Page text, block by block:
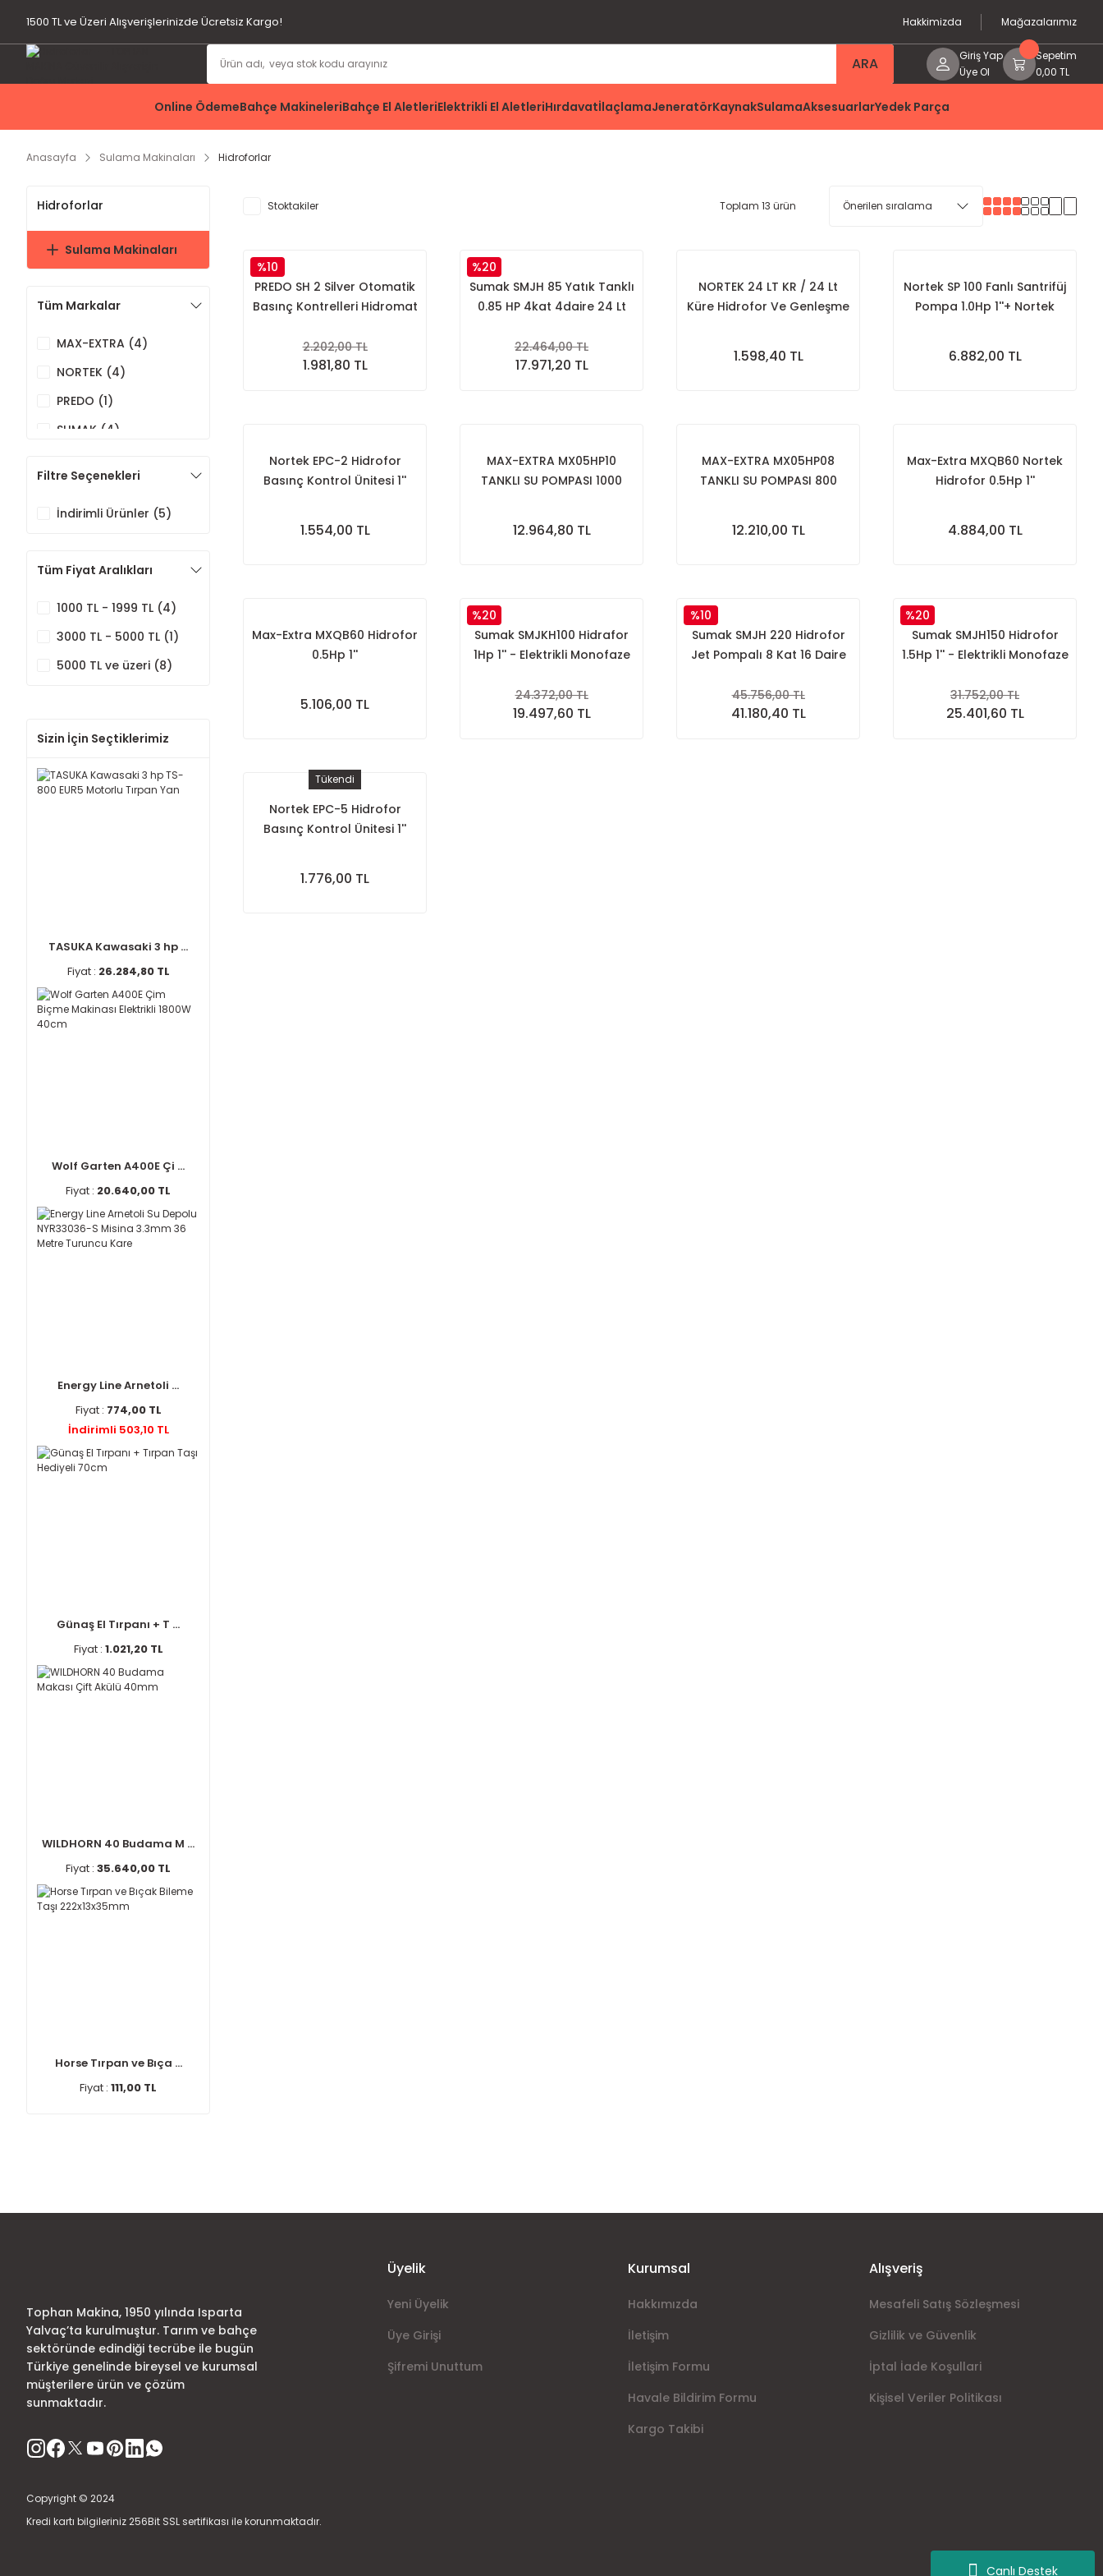
Canlı Destek
1500 TL ve Üzeri Alışverişlerinizde Ücretsiz Kargo! Hakkimizda Mağazalarımız
ARA
Giriş Yap
Üye Ol
Sepetim
0,00 TL
Online ÖdemeBahçe MakineleriBahçe El AletleriElektrikli El AletleriHırdavatİlaçlamaJeneratörKaynakSulamaAksesuarlarYedek Parça
Anasayfa Sulama Makinaları Hidroforlar
Hidroforlar
Sulama Makinaları
Tüm Markalar
MAX-EXTRA (4)
NORTEK (4)
PREDO (1)
SUMAK (4)
Filtre Seçenekleri
İndirimli Ürünler (5)
Tüm Fiyat Aralıkları
1000 TL - 1999 TL (4)
3000 TL - 5000 TL (1)
5000 TL ve üzeri (8)
Sizin İçin Seçtiklerimiz
TASUKA Kawasaki 3 hp ...
Fiyat : 26.284,80 TL
Wolf Garten A400E Çi ...
Fiyat : 20.640,00 TL
Energy Line Arnetoli ...
Fiyat : 774,00 TL
İndirimli 503,10 TL
Günaş El Tırpanı + T ...
Fiyat : 1.021,20 TL
WILDHORN 40 Budama M ...
Fiyat : 35.640,00 TL
Horse Tırpan ve Bıça ...
Fiyat : 111,00 TL
Stoktakiler Toplam 13 ürün
%10
PREDO SH 2 Silver Otomatik
Basınç Kontrelleri Hidromat
2.202,00 TL
1.981,80 TL
%20
Sumak SMJH 85 Yatık Tanklı
0.85 HP 4kat 4daire 24 Lt
22.464,00 TL
17.971,20 TL
NORTEK 24 LT KR / 24 Lt
Küre Hidrofor Ve Genleşme
1.598,40 TL
Nortek SP 100 Fanlı Santrifüj
Pompa 1.0Hp 1''+ Nortek
6.882,00 TL
Nortek EPC-2 Hidrofor
Basınç Kontrol Ünitesi 1''
1.554,00 TL
MAX-EXTRA MX05HP10
TANKLI SU POMPASI 1000
12.964,80 TL
MAX-EXTRA MX05HP08
TANKLI SU POMPASI 800
12.210,00 TL
Max-Extra MXQB60 Nortek
Hidrofor 0.5Hp 1''
4.884,00 TL
Max-Extra MXQB60 Hidrofor
0.5Hp 1''
5.106,00 TL
%20
Sumak SMJKH100 Hidrafor
1Hp 1'' - Elektrikli Monofaze
24.372,00 TL
19.497,60 TL
%10
Sumak SMJH 220 Hidrofor
Jet Pompalı 8 Kat 16 Daire
45.756,00 TL
41.180,40 TL
%20
Sumak SMJH150 Hidrofor
1.5Hp 1'' - Elektrikli Monofaze
31.752,00 TL
25.401,60 TL
Tükendi
Nortek EPC-5 Hidrofor
Basınç Kontrol Ünitesi 1''
1.776,00 TL
Tophan Makina, 1950 yılında Isparta
Yalvaç’ta kurulmuştur. Tarım ve bahçe
sektöründe edindiği tecrübe ile bugün
Türkiye genelinde bireysel ve kurumsal
müşterilere ürün ve çözüm
sunmaktadır.
Üyelik
Yeni Üyelik
Üye Girişi
Şifremi Unuttum
Kurumsal
Hakkımızda
İletişim
İletişim Formu
Havale Bildirim Formu
Kargo Takibi
Alışveriş
Mesafeli Satış Sözleşmesi
Gizlilik ve Güvenlik
İptal İade Koşullari
Kişisel Veriler Politikası
Copyright © 2024
Kredi kartı bilgileriniz 256Bit SSL sertifikası ile korunmaktadır.